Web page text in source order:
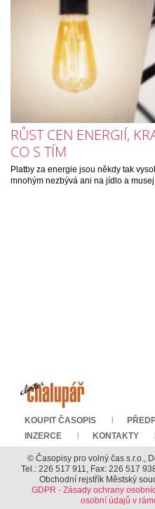
RŮST CEN ENERGIÍ,
CO S TÍM
Platby za energie jsou někdy tak
mnohým nezbývá ani na jídlo a
KOUPIT ČASOPIS
INZERCE
KONTAKTY
© Časopisy pro volný čas s.r.o.,
Tel.: 226 517 911, Fax: 226 517
Obchodní rejstřík Městský
GDPR - Zásady ochrany
osobní údajů v